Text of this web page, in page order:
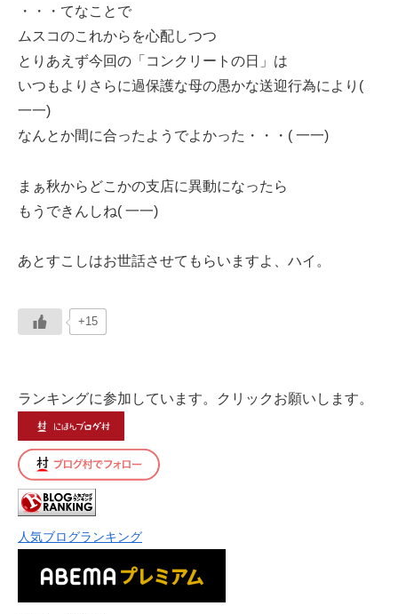
・・・てなことで
ムスコのこれからを心配しつつ
とりあえず今回の「コンクリートの日」は
いつもよりさらに過保護な母の愚かな送迎行為により(
一一)
なんとか間に合ったようでよかった・・・( 一一)
まぁ秋からどこかの支店に異動になったら
もうできんしね( 一一)
あとすこしはお世話させてもらいますよ、ハイ。
+15
ランキングに参加しています。クリックお願いします。
人気ブログランキング